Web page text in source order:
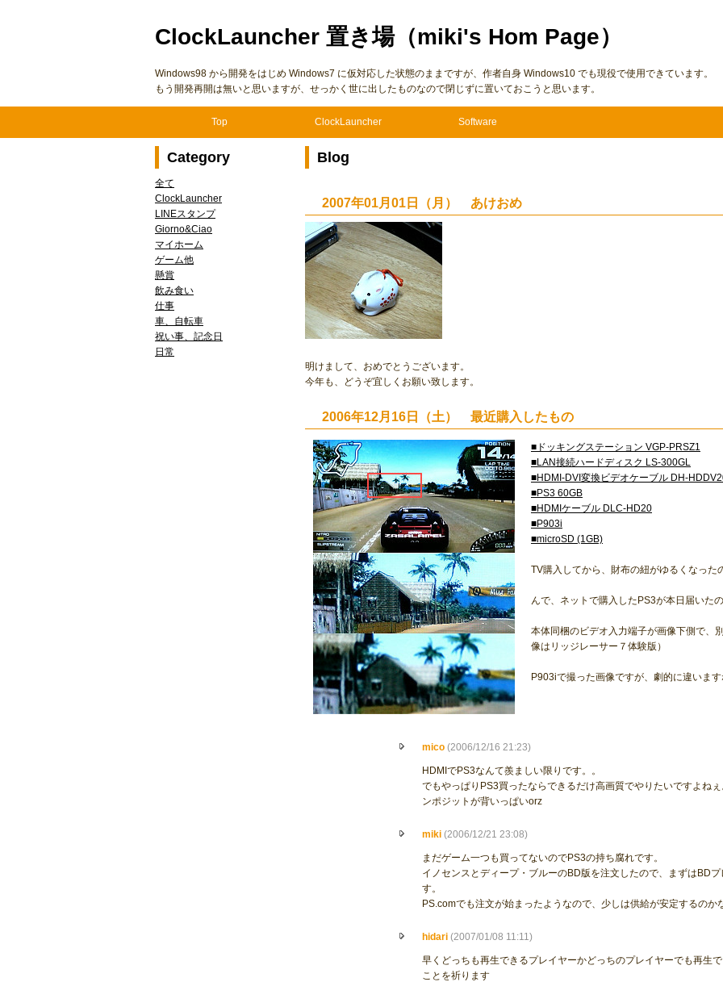
ClockLauncher 置き場（miki's Hom Page）
Windows98 から開発をはじめ Windows7 に仮対応した状態のままですが、作者自身 Windows10 でも現役で使用できています。
もう開発再開は無いと思いますが、せっかく世に出したものなので閉じずに置いておこうと思います。
Top ClockLauncher Software
Blog
2007年01月01日（月） あけおめ
明けまして、おめでとうございます。
今年も、どうぞ宜しくお願い致します。
2006年12月16日（土） 最近購入したもの
■ドッキングステーション VGP-PRSZ1
■LAN接続ハードディスク LS-300GL
■HDMI-DVI変換ビデオケーブル DH-
■PS3 60GB
■HDMIケーブル DLC-HD20
■P903i
■microSD (1GB)
TV購入してから、財布の紐がゆるくなった
んで、ネットで購入したPS3が本日届いた
本体同梱のビデオ入力端子が画像下側で、
像はリッジレーサー７体験版）
P903iで撮った画像ですが、劇的に違います
mico (2006/12/16 21:23)
HDMIでPS3なんて羨ましい限りです。。
でもやっぱりPS3買ったならできるだけ高画質でやりたいですよね
ンポジットが背いっぱいorz
miki (2006/12/21 23:08)
まだゲーム一つも買ってないのでPS3の持ち腐れです。
イノセンスとディープ・ブルーのBD版を注文したので、まずはBD
す。
PS.comでも注文が始まったようなので、少しは供給が安定するのか
hidari (2007/01/08 11:11)
早くどっちも再生できるプレイヤーかどっちのプレイヤーでも再生
ことを祈ります
Category
全て
ClockLauncher
LINEスタンプ
Giorno&Ciao
マイホーム
ゲーム他
懸賞
飲み食い
仕事
車、自転車
祝い事、記念日
日常